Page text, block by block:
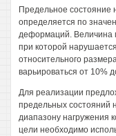
Предельное состояние
определяется по
деформаций. Величина
при которой
относительного
варьироваться от 10%
Для реализации
предельных состояний
диапазону нагружения
цели необходимо